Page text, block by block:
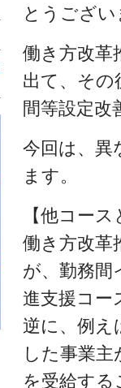
とうござ
働き方改革
出て、その
間等設定改
今回は、異
ます。
【他コー
働き方改革
が、勤務間
進支援コー
逆に、例え
した事業主
を受給す